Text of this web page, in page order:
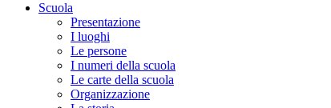
Scuola
Presentazione
I luoghi
Le persone
I numeri della scuola
Le carte della scuola
Organizzazione